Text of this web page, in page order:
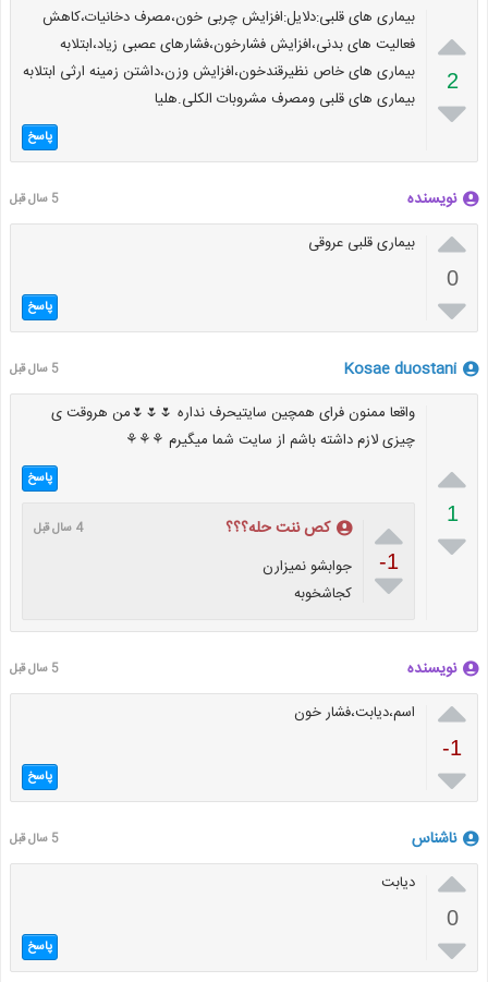

2

بیماری های قلبی:دلایل:افزایش چربی خون،مصرف دخانیات،کاهش
فعالیت های بدنی،افزایش فشارخون،فشارهای عصبی زیاد،ابتلابه
بیماری های خاص نظیرقندخون،افزایش وزن،داشتن زمینه ارثی ابتلابه
بیماری های قلبی ومصرف مشروبات الکلی.هلیا
پاسخ
نویسنده 5 سال قبل

0

بیماری قلبی عروقی
پاسخ
Kosae duostani 5 سال قبل

1

واقعا ممنون فرای همچین سایتیحرف نداره 🌷🌷🌷من هروقت ی
چیزی لازم داشته باشم از سایت شما میگیرم ⚘⚘⚘
پاسخ

-1

کص ننت حله؟؟؟ 4 سال قبل
جوابشو نمیزارن
کجاشخوبه
نویسنده 5 سال قبل

-1

اسم،دیابت،فشار خون
پاسخ
ناشناس 5 سال قبل

0

دیابت
پاسخ